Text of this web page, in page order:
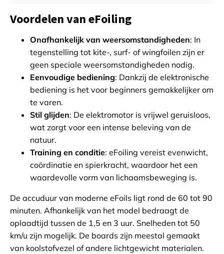
Voordelen van eFoiling
Onafhankelijk van weersomstandigheden: In
tegenstelling tot kite-, surf- of wingfoilen zijn er
geen speciale weersomstandigheden nodig.
Eenvoudige bediening: Dankzij de elektronische
bediening is het voor beginners gemakkelijker om
te varen.
Stil glijden: De elektromotor is vrijwel geruisloos,
wat zorgt voor een intense beleving van de
natuur.
Training en conditie: eFoiling vereist evenwicht,
coördinatie en spierkracht, waardoor het een
waardevolle vorm van lichaamsbeweging is.
De accuduur van moderne eFoils ligt rond de 60 tot 90
minuten. Afhankelijk van het model bedraagt de
oplaadtijd tussen de 1,5 en 3 uur. Snelheden tot 50
km/u zijn mogelijk. De boards zijn meestal gemaakt
van koolstofvezel of andere lichtgewicht materialen.